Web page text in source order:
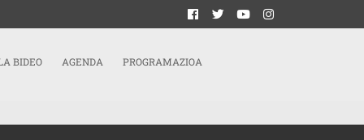
BIDEO AGENDA PROGRAMAZIOA